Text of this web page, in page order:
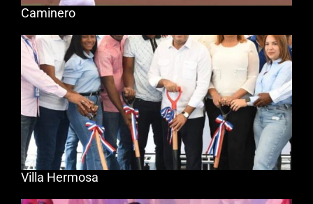
Caminero
Villa Hermosa